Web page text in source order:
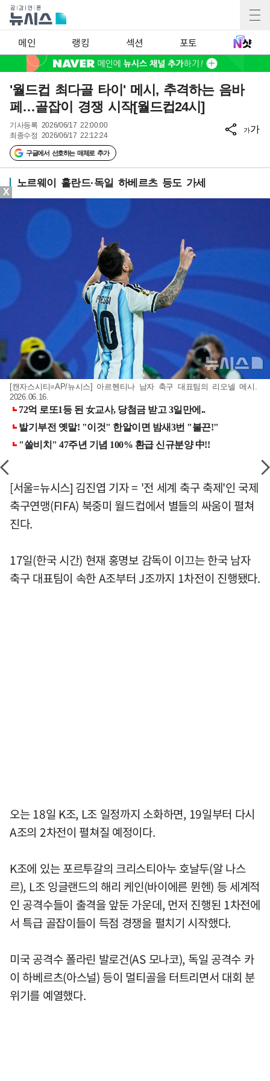
메인 랭킹 섹션 포토
'월드컵 최다골 타이' 메시, 추격하는 음바
페…골잡이 경쟁 시작[월드컵24시]
기사등록 2026/06/17 22:00:00
최종수정 2026/06/17 22:12:24
구글에서 선호하는 매체로 추가
가가
노르웨이 홀란드·독일 하베르츠 등도 가세
[캔자스시티=AP/뉴시스] 아르헨티나 남자 축구 대표팀의 리오넬 메시.
2026.06.16.
[서울=뉴시스] 김진엽 기자 = '전 세계 축구 축제'인 국제
축구연맹(FIFA) 북중미 월드컵에서 별들의 싸움이 펼쳐
진다.
17일(한국 시간) 현재 홍명보 감독이 이끄는 한국 남자
축구 대표팀이 속한 A조부터 J조까지 1차전이 진행됐다.
오는 18일 K조, L조 일정까지 소화하면, 19일부터 다시
A조의 2차전이 펼쳐질 예정이다.
K조에 있는 포르투갈의 크리스티아누 호날두(알 나스
르), L조 잉글랜드의 해리 케인(바이에른 뮌헨) 등 세계적
인 공격수들이 출격을 앞둔 가운데, 먼저 진행된 1차전에
서 특급 골잡이들이 득점 경쟁을 펼치기 시작했다.
미국 공격수 폴라린 발로건(AS 모나코), 독일 공격수 카
이 하베르츠(아스널) 등이 멀티골을 터트리면서 대회 분
위기를 예열했다.
X